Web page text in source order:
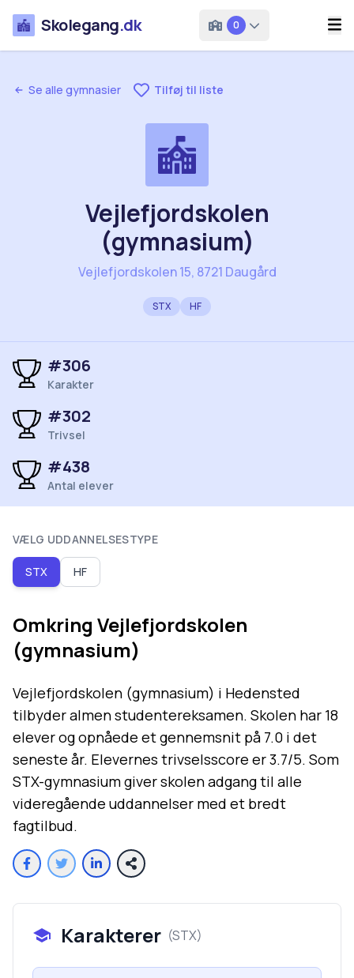
Skolegang.dk 0
Se alle gymnasier Tilføj til liste
Vejlefjordskolen
(gymnasium)
Vejlefjordskolen 15, 8721 Daugård
STX HF
#306
Karakter
#302
Trivsel
#438
Antal elever
VÆLG UDDANNELSESTYPE
STX HF
Omkring Vejlefjordskolen
(gymnasium)
Vejlefjordskolen (gymnasium) i Hedensted
tilbyder almen studentereksamen. Skolen har 18
elever og opnåede et gennemsnit på 7.0 i det
seneste år. Elevernes trivselsscore er 3.7/5. Som
STX-gymnasium giver skolen adgang til alle
videregående uddannelser med et bredt
fagtilbud.
Karakterer (STX)